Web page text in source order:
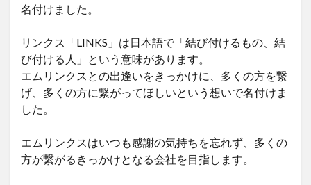
名付けました。
リンクス「LINKS」は日本語で「結び付けるもの、結
び付ける人」という意味があります。
エムリンクスとの出逢いをきっかけに、多くの方を繋
げ、多くの方に繋がってほしいという想いで名付けま
した。
エムリンクスはいつも感謝の気持ちを忘れず、多くの
方が繋がるきっかけとなる会社を目指します。